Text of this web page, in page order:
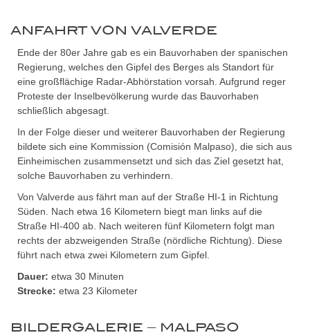
ANFAHRT VON VALVERDE
Ende der 80er Jahre gab es ein Bauvorhaben der spanischen
Regierung, welches den Gipfel des Berges als Standort für
eine großflächige Radar-Abhörstation vorsah. Aufgrund reger
Proteste der Inselbevölkerung wurde das Bauvorhaben
schließlich abgesagt.
In der Folge dieser und weiterer Bauvorhaben der Regierung
bildete sich eine Kommission (Comisión Malpaso), die sich aus
Einheimischen zusammensetzt und sich das Ziel gesetzt hat,
solche Bauvorhaben zu verhindern.
Von Valverde aus fährt man auf der Straße HI-1 in Richtung
Süden. Nach etwa 16 Kilometern biegt man links auf die
Straße HI-400 ab. Nach weiteren fünf Kilometern folgt man
rechts der abzweigenden Straße (nördliche Richtung). Diese
führt nach etwa zwei Kilometern zum Gipfel.
Dauer: etwa 30 Minuten
Strecke: etwa 23 Kilometer
BILDERGALERIE – MALPASO